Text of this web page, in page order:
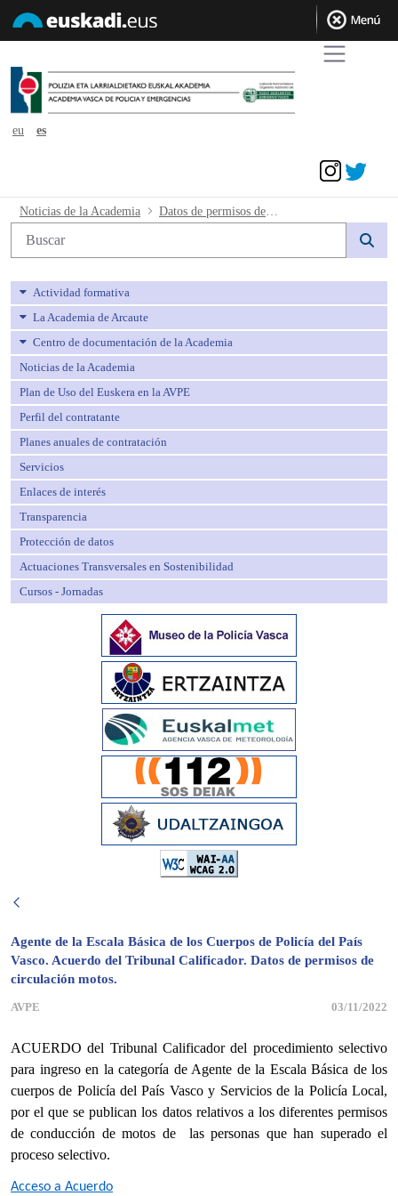
eu
es
Datos de permisos de circulacion de
Noticias de la Academia
Búsqueda web
Actividad formativa
La Academia de Arcaute
Centro de documentación de la Academia
Noticias de la Academia
Plan de Uso del Euskera en la AVPE
Perfil del contratante
Planes anuales de contratación
Servicios
Enlaces de interés
Transparencia
Protección de datos
Actuaciones Transversales en Sostenibilidad
Cursos - Jornadas
Agente de la Escala Básica de los Cuerpos de Policía del País
Vasco. Acuerdo del Tribunal Calificador. Datos de permisos de
circulación motos.
AVPE 03/11/2022
ACUERDO del Tribunal Calificador del procedimiento selectivo
para ingreso en la categoría de Agente de la Escala Básica de los
cuerpos de Policía del País Vasco y Servicios de la Policía Local,
por el que se publican los datos relativos a los diferentes permisos
de conducción de motos de las personas que han superado el
proceso selectivo.
Acceso a Acuerdo